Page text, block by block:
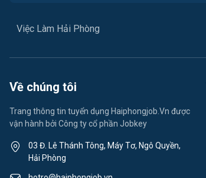
Việc Làm Hải Phòng
Về chúng tôi
Trang thông tin tuyển dụng Haiphongjob.Vn được
vận hành bởi Công ty cổ phần Jobkey
03 Đ. Lê Thánh Tông, Máy Tơ, Ngô Quyền,
Hải Phòng